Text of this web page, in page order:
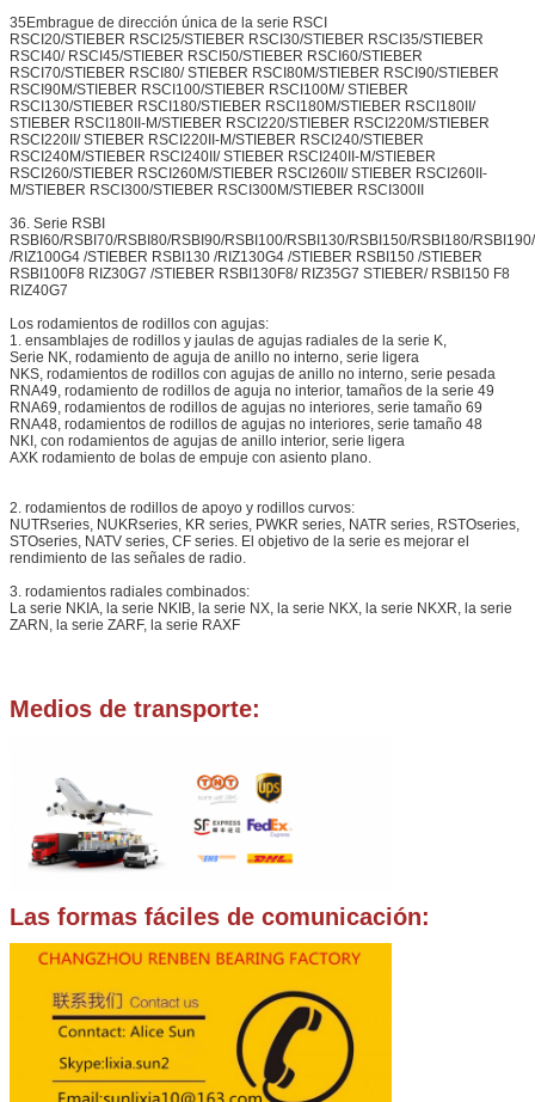
35Embrague de dirección única de la serie RSCI
RSCI20/STIEBER RSCI25/STIEBER RSCI30/STIEBER RSCI35/STIEBER
RSCI40/ RSCI45/STIEBER RSCI50/STIEBER RSCI60/STIEBER
RSCI70/STIEBER RSCI80/ STIEBER RSCI80M/STIEBER RSCI90/STIEBER
RSCI90M/STIEBER RSCI100/STIEBER RSCI100M/ STIEBER
RSCI130/STIEBER RSCI180/STIEBER RSCI180M/STIEBER RSCI180II/
STIEBER RSCI180II-M/STIEBER RSCI220/STIEBER RSCI220M/STIEBER
RSCI220II/ STIEBER RSCI220II-M/STIEBER RSCI240/STIEBER
RSCI240M/STIEBER RSCI240II/ STIEBER RSCI240II-M/STIEBER
RSCI260/STIEBER RSCI260M/STIEBER RSCI260II/ STIEBER RSCI260II-
M/STIEBER RSCI300/STIEBER RSCI300M/STIEBER RSCI300II
36. Serie RSBI
RSBI60/RSBI70/RSBI80/RSBI90/RSBI100/RSBI130/RSBI150/RSBI180/
/RIZ100G4 /STIEBER RSBI130 /RIZ130G4 /STIEBER RSBI150 /STIEBER
RSBI100F8 RIZ30G7 /STIEBER RSBI130F8/ RIZ35G7 STIEBER/ RSBI150 F8
RIZ40G7
Los rodamientos de rodillos con agujas:
1. ensamblajes de rodillos y jaulas de agujas radiales de la serie K,
Serie NK, rodamiento de aguja de anillo no interno, serie ligera
NKS, rodamientos de rodillos con agujas de anillo no interno, serie pesada
RNA49, rodamiento de rodillos de aguja no interior, tamaños de la serie 49
RNA69, rodamientos de rodillos de agujas no interiores, serie tamaño 69
RNA48, rodamientos de rodillos de agujas no interiores, serie tamaño 48
NKI, con rodamientos de agujas de anillo interior, serie ligera
AXK rodamiento de bolas de empuje con asiento plano.
2. rodamientos de rodillos de apoyo y rodillos curvos:
NUTRseries, NUKRseries, KR series, PWKR series, NATR series, RSTOseries,
STOseries, NATV series, CF series. El objetivo de la serie es mejorar el
rendimiento de las señales de radio.
3. rodamientos radiales combinados:
La serie NKIA, la serie NKIB, la serie NX, la serie NKX, la serie NKXR, la serie
ZARN, la serie ZARF, la serie RAXF
Medios de transporte:
Las formas fáciles de comunicación: